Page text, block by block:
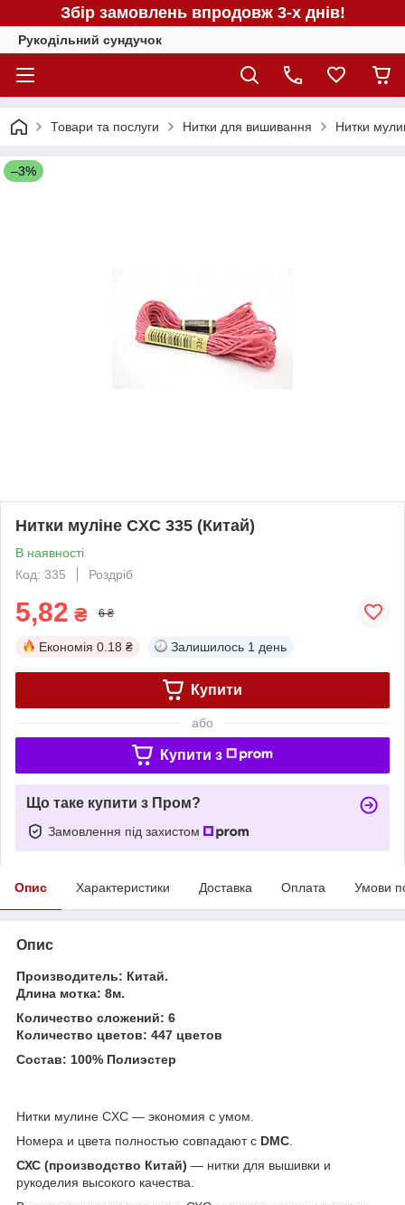
Збір замовлень впродовж 3-х днів!
Рукодільний сундучок
Товари та послуги Нитки для вишивання Нитки
–3%
Нитки муліне CXC 335 (Китай)
В наявності
Код: 335
Роздріб
5,82 ₴ 6 ₴
Економія 0.18 ₴ Залишилось 1 день
Купити
або
Купити з
Що таке купити з Пром?
Замовлення під захистом
Опис Характеристики Доставка Оплата Умови
Опис
Производитель: Китай.
Длина мотка: 8м.
Количество сложений: 6
Количество цветов: 447 цветов
Состав: 100% Полиэстер
Нитки мулине CXC ― экономия с умом.
Номера и цвета полностью совпадают с DMC.
СХС (производство Китай) ― нитки для вышивки и
рукоделия высокого качества.